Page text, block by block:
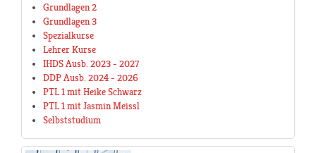
Grundlagen 2
Grundlagen 3
Spezialkurse
Lehrer Kurse
IHDS Ausb. 2023 - 2027
DDP Ausb. 2024 - 2026
PTL 1 mit Heike Schwarz
PTL 1 mit Jasmin Meissl
Selbststudium